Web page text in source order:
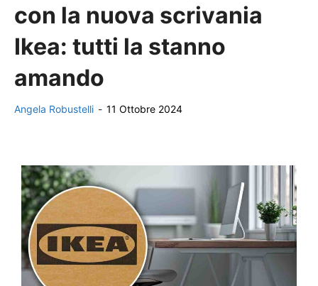
con la nuova scrivania
Ikea: tutti la stanno
amando
Angela Robustelli - 11 Ottobre 2024